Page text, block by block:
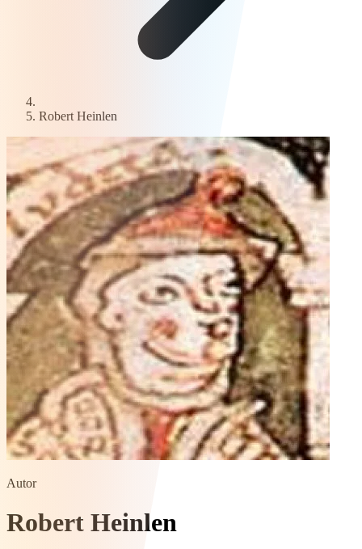
Robert Heinlen
Autor
Robert Heinlen